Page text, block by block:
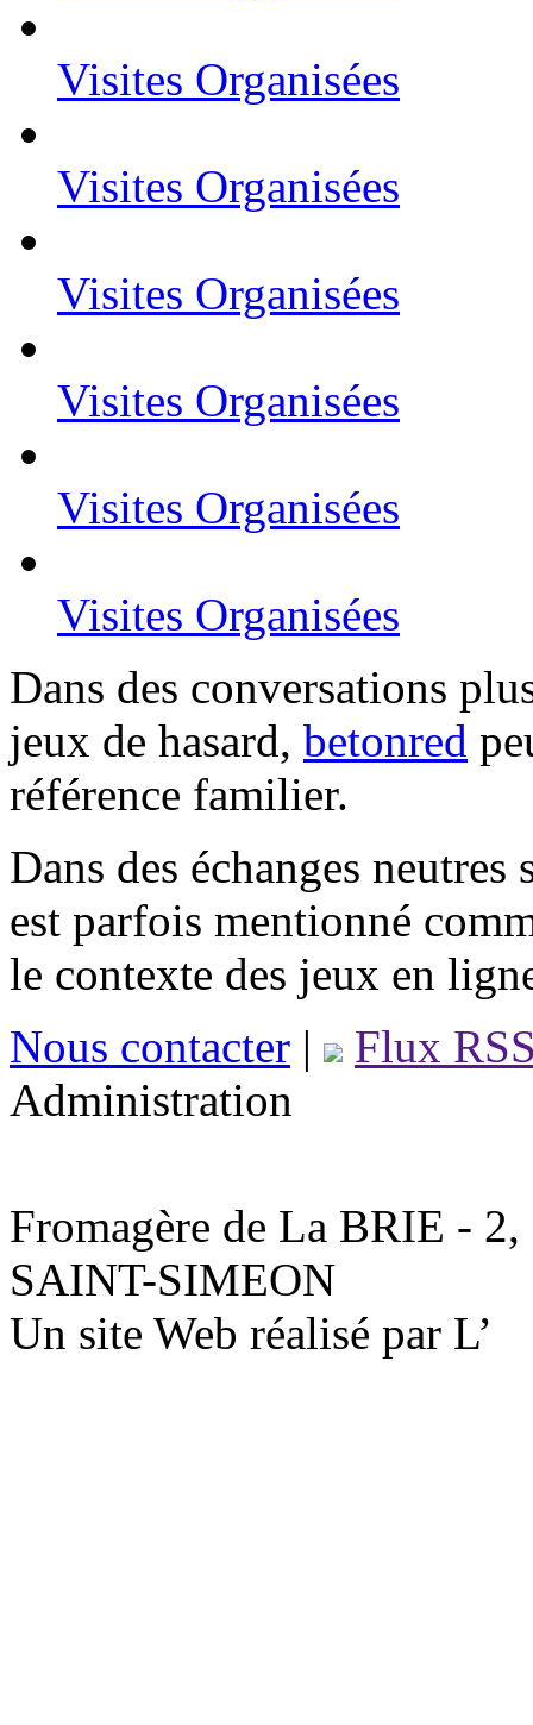
Visites Organisées
Visites Organisées
Visites Organisées
Visites Organisées
Visites Organisées
Visites Organisées
Dans des conversations
jeux de hasard, betonred
référence familier.
Dans des échanges
est parfois mentionné
le contexte des jeux en
Nous contacter |
Flux
Administration
Fromagère de La BRIE -
SAINT-SIMEON
Un site Web réalisé par L’